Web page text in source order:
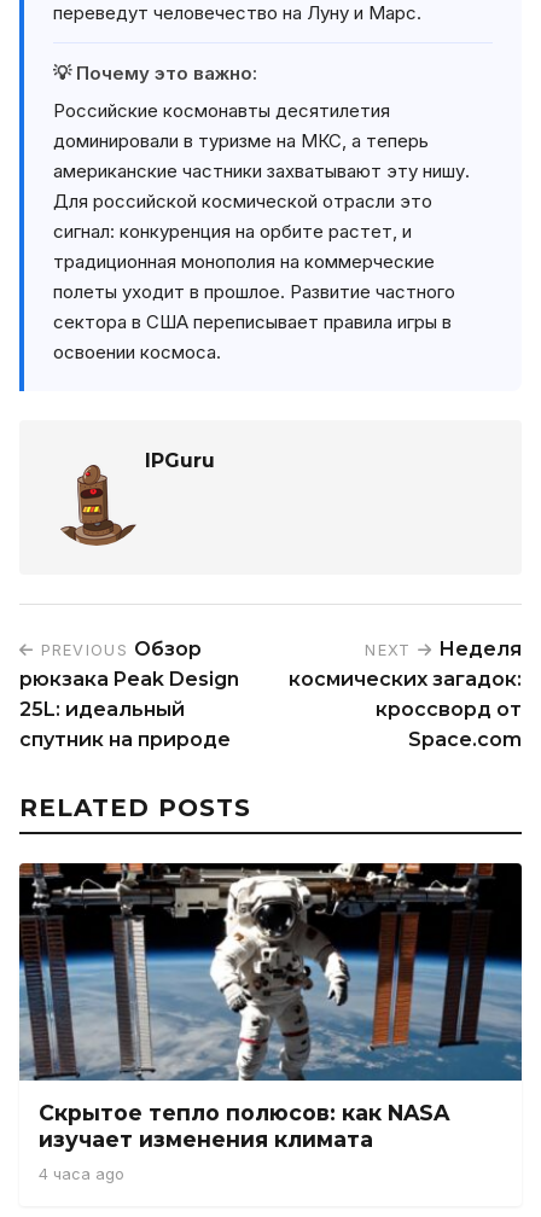
переведут человечество на Луну и Марс.
💡 Почему это важно:
Российские космонавты десятилетия
доминировали в туризме на МКС, а теперь
американские частники захватывают эту нишу.
Для российской космической отрасли это
сигнал: конкуренция на орбите растет, и
традиционная монополия на коммерческие
полеты уходит в прошлое. Развитие частного
сектора в США переписывает правила игры в
освоении космоса.
IPGuru
PREVIOUS Обзор
рюкзака Peak Design
25L: идеальный
спутник на природе
NEXT
Неделя
космических загадок:
кроссворд от
Space.com
RELATED POSTS
Скрытое тепло полюсов: как NASA
изучает изменения климата
4 часа ago